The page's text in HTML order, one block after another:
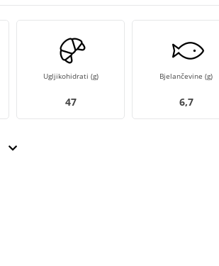
Ugljikohidrati (g)
47
Bjelančevine (g)
6,7